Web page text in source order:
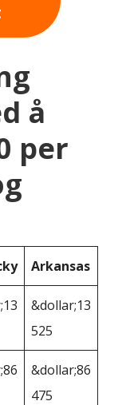
å
per
Arkansas
&dollar;13
525
&dollar;86
475